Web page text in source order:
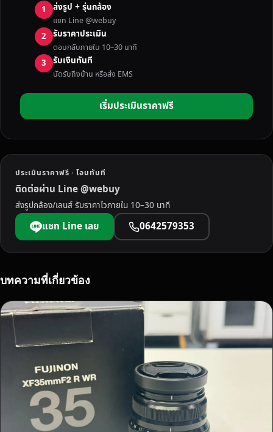
มิ
น
ร
า
ค
ง
มื
อ
ง
ภู
เ
ก็
ฟ
!
อ
ไ
ว
ด้
1 ส่งรูป + รุ่นกล้อง
แชท Line @webuy
2 รับราคาประเมิน
ตอบกลับภายใน 10–30 นาที
3 รับเงินทันที
นัดรับถึงบ้าน หรือส่ง EMS
เริ่มประเมินราคาฟรี
ประเมินราคาฟรี · โอนทันที
ติดต่อผ่าน Line @webuy
ส่งรูปกล้อง/เลนส์ รับราคาไวภายใน 10–30 นาที
แชท Line เลย 0642579353
บทความที่เกี่ยวข้อง